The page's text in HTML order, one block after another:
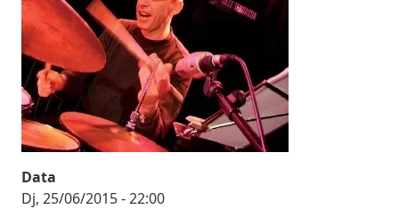
Data
Dj, 25/06/2015 - 22:00